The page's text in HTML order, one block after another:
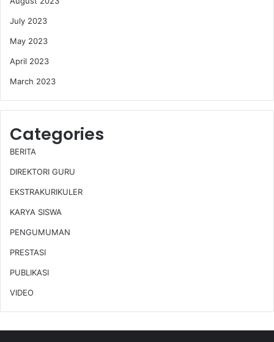
July 2023
May 2023
April 2023
March 2023
Categories
BERITA
DIREKTORI GURU
EKSTRAKURIKULER
KARYA SISWA
PENGUMUMAN
PRESTASI
PUBLIKASI
VIDEO